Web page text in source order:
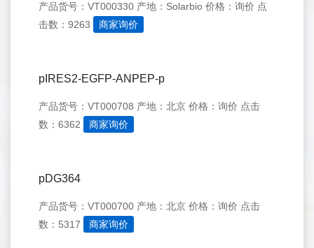
产品货号：VT000330 产地：Solarbio 价格：询价 点
击数：9263
商家询价
pIRES2-EGFP-ANPEP-p
产品货号：VT000708 产地：北京 价格：询价 点击
数：6362
商家询价
pDG364
产品货号：VT000700 产地：北京 价格：询价 点击
数：5317
商家询价